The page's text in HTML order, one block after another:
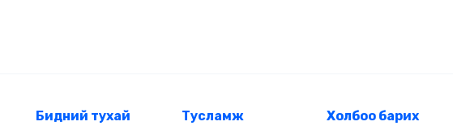
Бидний тухай
Тусламж
Холбоо барих